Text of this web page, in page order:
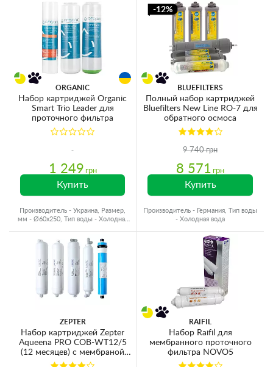
ORGANIC
Набор картриджей Organic
Smart Trio Leader для
проточного фильтра
1 249 грн
Купить
Производитель - Украина, Размер,
мм - Ø60x250, Тип воды - Холодная
-12%
BLUEFILTERS
Полный набор картриджей
Bluefilters New Line RO-7 для
обратного осмоса
9 740 грн
8 571 грн
Купить
Производитель - Германия, Тип воды
- Холодная вода
ZEPTER
Набор картриджей Zepter
Aqueena PRO COB-WT12/5
(12 месяцев) с мембраной
100GPD (WT-100-72, WT-
RAIFIL
Набор Raifil для
мембранного проточного
фильтра NOVO5